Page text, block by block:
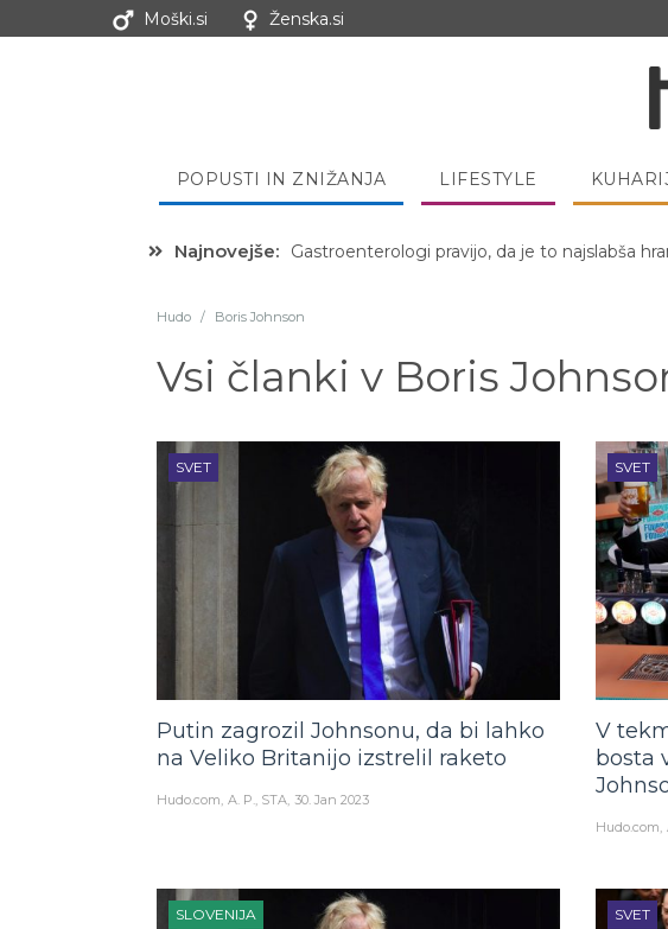
Moški.si Ženska.si
POPUSTI IN ZNIŽANJA LIFESTYLE
Najnovejše: Hibernacijska dieta: Zakaj je pred spanjem
Hudo / Boris Johnson
Vsi članki v Boris
SVET
Putin zagrozil Johnsonu, da bi lahko
na Veliko Britanijo izstrelil raketo
Hudo.com A. P., STA 30. Jan 2023
SVET
V
bosta
Hudo.com
SLOVENIJA SVET